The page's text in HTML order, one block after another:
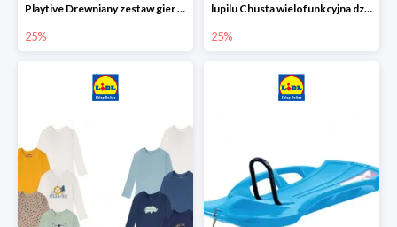
Playtive Drewniany zestaw gier 10 w 1
25%
lupilu Chusta wielofunkcyjna dziecięca
25%